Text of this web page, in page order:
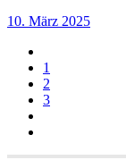
10. März 2025
1
2
3